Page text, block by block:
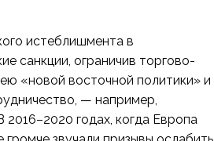
истеблишмента в
санкции, ограничив торгово-
«новой восточной политики» и
— например,
годах, когда Европа